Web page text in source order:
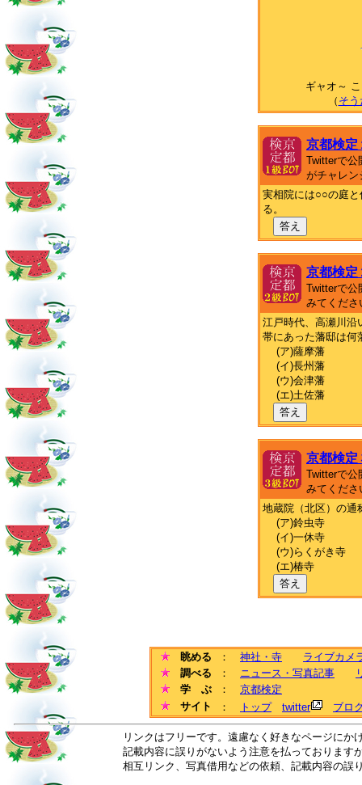
ギャオ～
（ そ
京都検定
Twitterで公
がチャレン
実相院には○○の庭
る。
答え
京都検定
Twitterで公
みてくださ
江戸時代、高瀬川沿
帯にあった藩邸は何
(ア)薩摩藩
(イ)長州藩
(ウ)会津藩
(エ)土佐藩
答え
京都検定
Twitterで公
みてくださ
地蔵院（北区）の通
(ア)鈴虫寺
(イ)一休寺
(ウ)らくがき寺
(エ)椿寺
答え
眺める ： 神社・寺
ライブカメ
調べる
： ニュース・写真記事
学 ぶ
： 京都検定
サイト
： トップ twitter ブロ
リンクはフリーです。遠慮なく好きなページに
記載内容に誤りがないよう注意を払っております
相互リンク、写真借用などの依頼、記載内容の誤